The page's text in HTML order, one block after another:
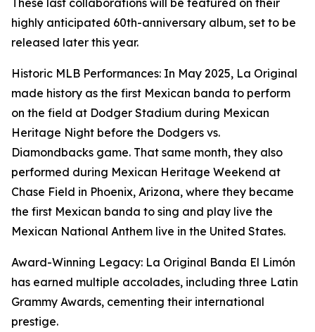
These last collaborations will be featured on their
highly anticipated 60th-anniversary album, set to be
released later this year.
Historic MLB Performances: In May 2025, La Original
made history as the first Mexican banda to perform
on the field at Dodger Stadium during Mexican
Heritage Night before the Dodgers vs.
Diamondbacks game. That same month, they also
performed during Mexican Heritage Weekend at
Chase Field in Phoenix, Arizona, where they became
the first Mexican banda to sing and play live the
Mexican National Anthem live in the United States.
Award-Winning Legacy: La Original Banda El Limón
has earned multiple accolades, including three Latin
Grammy Awards, cementing their international
prestige.